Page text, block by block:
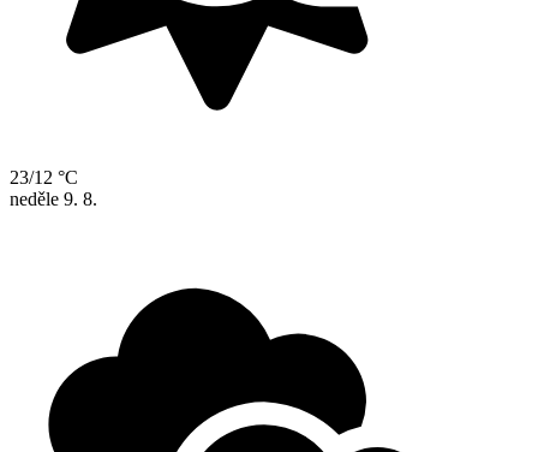
23/12 °C
neděle 9. 8.